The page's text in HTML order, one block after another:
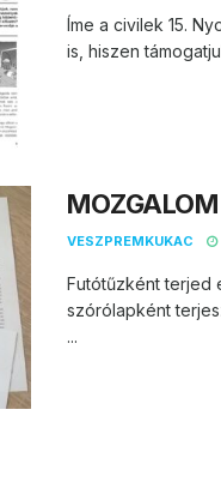
Íme a civilek 15.
is, hiszen
VESZPREMKUKAC
Futótűzként terjed
szórólapként
...